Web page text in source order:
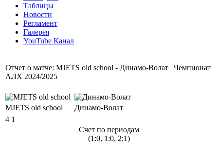
Таблицы
Новости
Регламент
Галерея
YouTube Канал
Отчет о матче: MJETS old school - Динамо-Волат | Чемпионат
АЛХ 2024/2025
MJETS old school
Динамо-Волат
4 1
Счет по периодам
(1:0, 1:0, 2:1)